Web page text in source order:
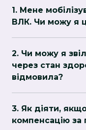
1. Мене
ВЛК. Чи можу я
скаргу до ТЦК,
проходження ВЛК
до суду.
2. Чи можу я
через стан
відмовила?
апеляцію або
домогтися
3. Як діяти,
компенсацію за